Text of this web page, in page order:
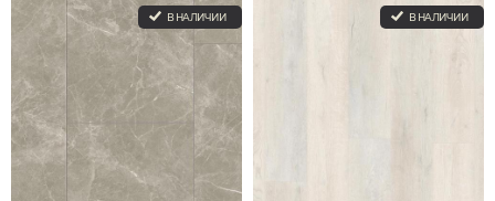
В НАЛИЧИИ В НАЛИЧИИ